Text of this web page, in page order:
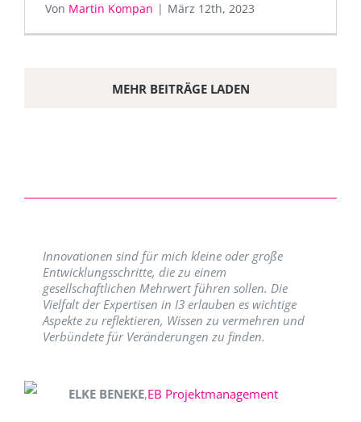
Von Martin Kompan | März 12th, 2023
MEHR BEITRÄGE LADEN
Innovationen sind für mich kleine oder große
Entwicklungsschritte, die zu einem
gesellschaftlichen Mehrwert führen sollen. Die
Vielfalt der Expertisen in I3 erlauben es wichtige
Aspekte zu reflektieren, Wissen zu vermehren und
Verbündete für Veränderungen zu finden.
ELKE BENEKE,EB Projektmanagement